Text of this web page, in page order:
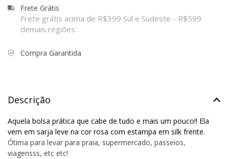
Frete Grátis
Frete grátis acima de R$399 Sul e Sudeste - R$599
demais regiões
Compra Garantida
Descrição
Aquela bolsa prática que cabe de tudo e mais um pouco!! Ela
vem em sarja leve na cor rosa com estampa em silk frente.
Ótima para levar para praia, supermercado, passeios,
viagensss, etc etc!